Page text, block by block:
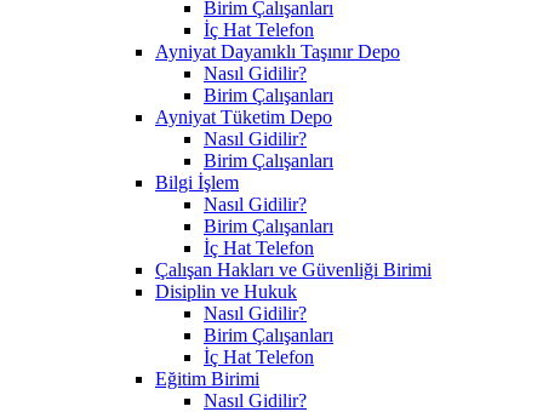
Birim Çalışanları
İç Hat Telefon
Ayniyat Dayanıklı Taşınır Depo
Nasıl Gidilir?
Birim Çalışanları
Ayniyat Tüketim Depo
Nasıl Gidilir?
Birim Çalışanları
Bilgi İşlem
Nasıl Gidilir?
Birim Çalışanları
İç Hat Telefon
Çalışan Hakları ve Güvenliği Birimi
Disiplin ve Hukuk
Nasıl Gidilir?
Birim Çalışanları
İç Hat Telefon
Eğitim Birimi
Nasıl Gidilir?